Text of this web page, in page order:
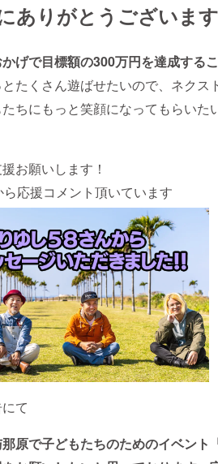
ありがとうございます
げで目標額の300万円を達成する
たくさん遊ばせたいので、ネクス
ちにもっと笑顔になってもらいた
お願いします！
応援コメント頂いています
て
原で子どもたちのためのイベン